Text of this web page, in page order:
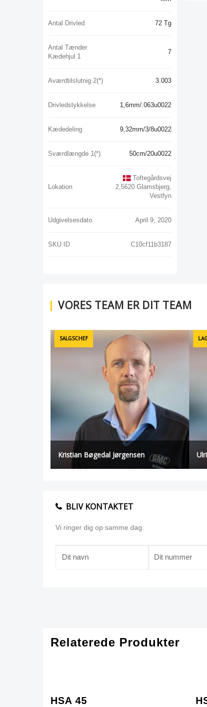
Antal Drivled 72 Tg
Antal Tænder
Kædehjul 1
7
Aværdtilslutnig 2(*) 3.003
Drivledstykkelse 1,6mm/.063u0022
Kædedeling 9,32mm/3/8u0022
Sværdlængde 1(*) 50cm/20u0022
Lokation
Toftegårdsvej
2,5620 Glamsbjerg,
Vestfyn
Udgivelsesdato April 9, 2020
SKU ID C10cf11b3187
VORES TEAM ER DIT TEAM
SALGSCHEF
Kristian Bøgedal Jørgensen
BLIV KONTAKTET
Vi ringer dig op samme dag.
Relaterede Produkter
HSA 45